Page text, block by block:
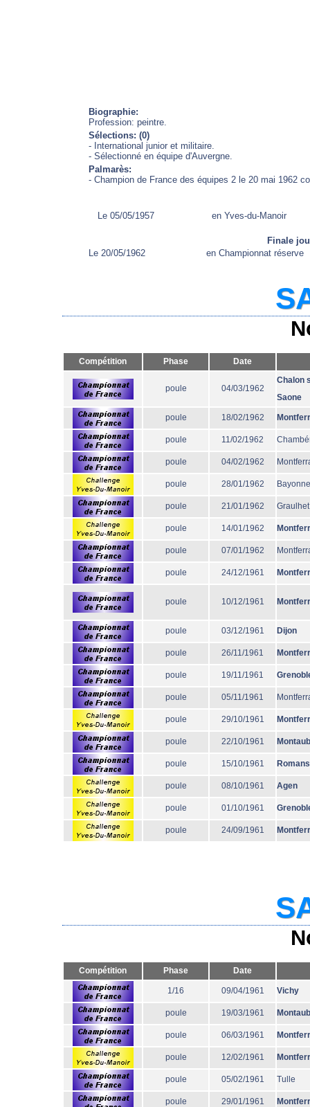
Biographie:
Profession: peintre.
Sélections: (0)
- International junior et militaire.
- Sélectionné en équipe d'Auvergne.
Palmarès:
- Champion de France des équipes 2 le 20 mai 1962
Le 05/05/1957 en Yves-du-Manoir
Finale
Le 20/05/1962
en Championnat réserve
Compétition Phase Date
poule 04/03/1962
Chalon
Saone
poule 18/02/1962
poule 11/02/1962
poule 04/02/1962
poule 28/01/1962 Bayonne
poule 21/01/1962 Graulhet
poule 14/01/1962
poule 07/01/1962
poule 24/12/1961
poule 10/12/1961
poule 03/12/1961 Dijon
poule 26/11/1961
poule 19/11/1961
poule 05/11/1961
poule 29/10/1961
poule 22/10/1961
poule 15/10/1961 Romans
poule 08/10/1961 Agen
poule 01/10/1961
poule 24/09/1961
Compétition Phase Date
1/16 09/04/1961 Vichy
poule 19/03/1961
poule 06/03/1961
poule 12/02/1961
poule 05/02/1961 Tulle
poule 29/01/1961